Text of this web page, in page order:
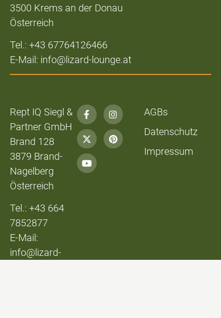
3500 Krems an der Donau
Österreich
Tel.: +43 67764126466
E-Mail: info@lizard-lounge.at
Rept IQ Siegl &
Partner GmbH
Brand 128
3879 Brand-
Nagelberg
Österreich
Tel.: +43 664
7852877
E-Mail:
info@lizard-
AGBs
Datenschutz
Impressum